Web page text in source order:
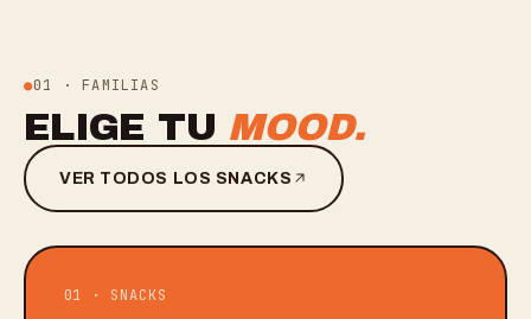
01 · FAMILIAS
ELIGE TU MOOD.
VER TODOS LOS SNACKS
01 · SNACKS